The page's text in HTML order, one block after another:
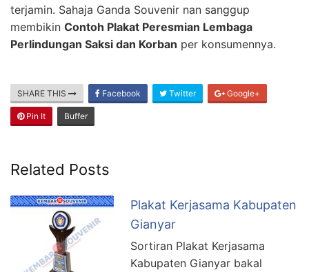
terjamin. Sahaja Ganda Souvenir nan sanggup
membikin Contoh Plakat Peresmian Lembaga
Perlindungan Saksi dan Korban per konsumennya.
SHARE THIS Facebook Twitter Google+
Pin It Buffer
Related Posts
Plakat Kerjasama Kabupaten
Gianyar
Sortiran Plakat Kerjasama
Kabupaten Gianyar bakal